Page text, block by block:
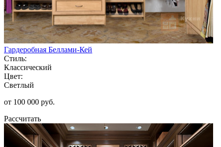
Гардеробная Беллами-Кей
Стиль:
Классический
Цвет:
Светлый
от 100 000 руб.
Рассчитать